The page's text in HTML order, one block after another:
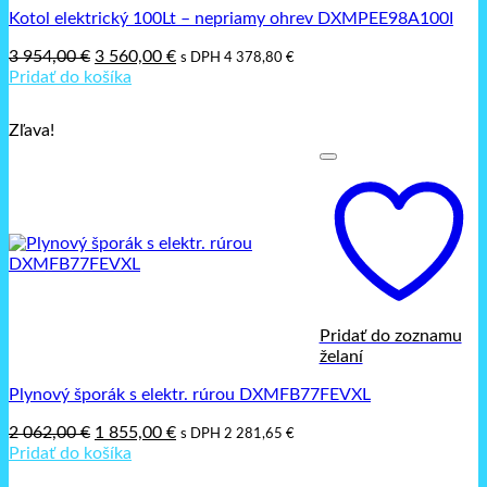
Kotol elektrický 100Lt – nepriamy ohrev DXMPEE98A100I
3 954,00€ Pôvodná
cena
3 560,00 €Aktuálna
s DPH 4 378,80 €
Pridať do košíka
Zľava!
Pridať do zoznamu
želaní
Plynový šporák s elektr. rúrou DXMFB77FEVXL
2 062,00€ Pôvodná
cena
1 855,00 €Aktuálna
s DPH 2 281,65 €
Pridať do košíka